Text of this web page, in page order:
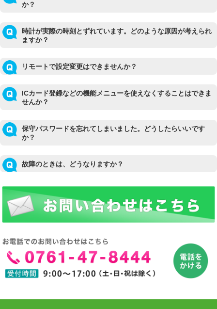
か？
時計が実際の時刻とずれています。どのような原因が考えられ
ますか？
リモートで設定変更はできませんか？
ICカード登録などの機能メニューを使えなくすることはできま
せんか？
保守パスワードを忘れてしまいました。どうしたらいいです
か？
故障のときは、どうなりますか？